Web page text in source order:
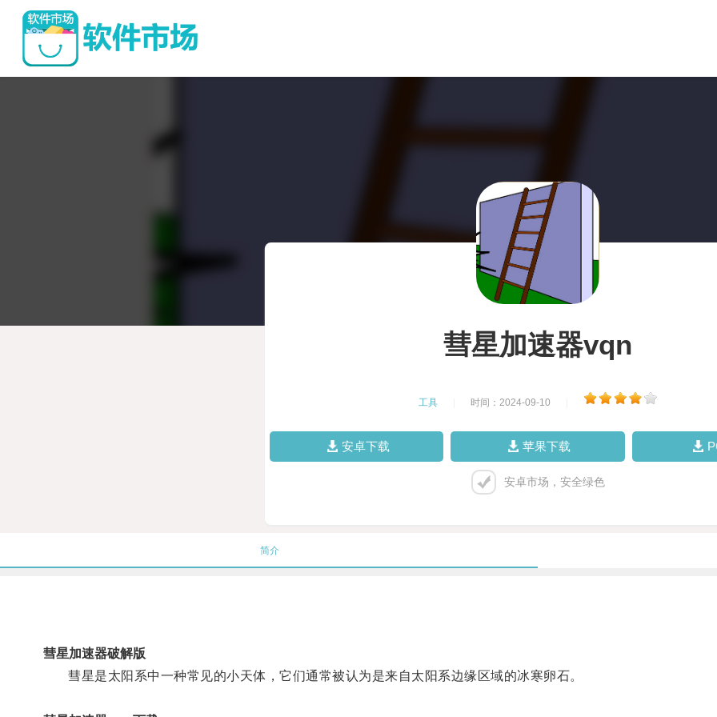
彗星加速器vqn
工具 时间：2024-09-10
安卓下载 苹果下载
安卓市场，安全绿色
简介
彗星加速器破解版
彗星是太阳系中一种常见的小天体，它们通常被认为是来自太阳系边缘区域的冰寒卵石。